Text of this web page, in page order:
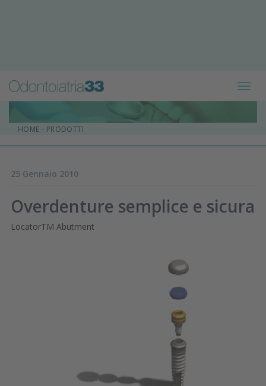
HOME - PRODOTTI
25 Gennaio 2010
Overdenture semplice e sicura
LocatorTM Abutment